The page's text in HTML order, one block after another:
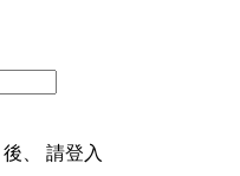
後、 請登入